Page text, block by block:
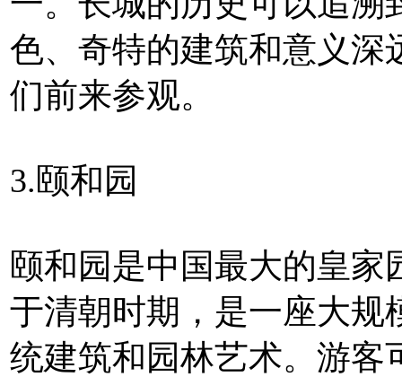
色、奇特的建筑和意义深
们前来参观。
3.颐和园
颐和园是中国最大的皇
于清朝时期，是一座大规
统建筑和园林艺术。游客